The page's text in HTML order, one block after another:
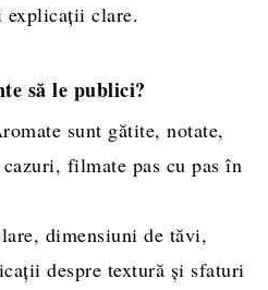
explicații clare.
să le publici?
sunt gătite, notate,
filmate pas cu pas în
dimensiuni de tăvi,
despre textură și sfaturi